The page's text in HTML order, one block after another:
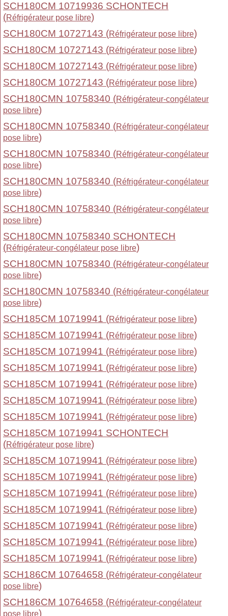
SCH180CM 10719936 SCHONTECH
(Réfrigérateur pose libre)
SCH180CM 10727143 (Réfrigérateur pose libre)
SCH180CM 10727143 (Réfrigérateur pose libre)
SCH180CM 10727143 (Réfrigérateur pose libre)
SCH180CM 10727143 (Réfrigérateur pose libre)
SCH180CMN 10758340 (Réfrigérateur-congélateur
pose libre)
SCH180CMN 10758340 (Réfrigérateur-congélateur
pose libre)
SCH180CMN 10758340 (Réfrigérateur-congélateur
pose libre)
SCH180CMN 10758340 (Réfrigérateur-congélateur
pose libre)
SCH180CMN 10758340 (Réfrigérateur-congélateur
pose libre)
SCH180CMN 10758340 SCHONTECH
(Réfrigérateur-congélateur pose libre)
SCH180CMN 10758340 (Réfrigérateur-congélateur
pose libre)
SCH180CMN 10758340 (Réfrigérateur-congélateur
pose libre)
SCH185CM 10719941 (Réfrigérateur pose libre)
SCH185CM 10719941 (Réfrigérateur pose libre)
SCH185CM 10719941 (Réfrigérateur pose libre)
SCH185CM 10719941 (Réfrigérateur pose libre)
SCH185CM 10719941 (Réfrigérateur pose libre)
SCH185CM 10719941 (Réfrigérateur pose libre)
SCH185CM 10719941 (Réfrigérateur pose libre)
SCH185CM 10719941 SCHONTECH
(Réfrigérateur pose libre)
SCH185CM 10719941 (Réfrigérateur pose libre)
SCH185CM 10719941 (Réfrigérateur pose libre)
SCH185CM 10719941 (Réfrigérateur pose libre)
SCH185CM 10719941 (Réfrigérateur pose libre)
SCH185CM 10719941 (Réfrigérateur pose libre)
SCH185CM 10719941 (Réfrigérateur pose libre)
SCH185CM 10719941 (Réfrigérateur pose libre)
SCH186CM 10764658 (Réfrigérateur-congélateur
pose libre)
SCH186CM 10764658 (Réfrigérateur-congélateur
pose libre)